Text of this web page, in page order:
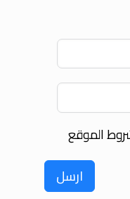
الموقع
ارسل